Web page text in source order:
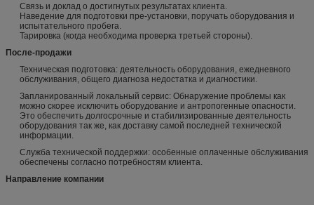
Связь и доклад о достигнутых результатах клиента.
Наведение для подготовки пре-установки, поручать оборудования и
испытательного пробега.
Тарировка (когда необходима проверка третьей стороны).
После-продажи
Техническая подготовка: деятельность оборудования, ежедневного
обслуживания, общего диагноза недостатка и диагностики.
Запланированный локальный сервис: Обнаружение проблемы как
можно скорее исключить оборудование и антропогенные опасности.
Это обеспечить долгосрочные и стабилизированные деятельность
оборудования так же, как доставку самой последней технической
информации.
Служба технической поддержки: особенные оплаченные обслуживания
обеспечены согласно потребностям клиента.
Направление компании